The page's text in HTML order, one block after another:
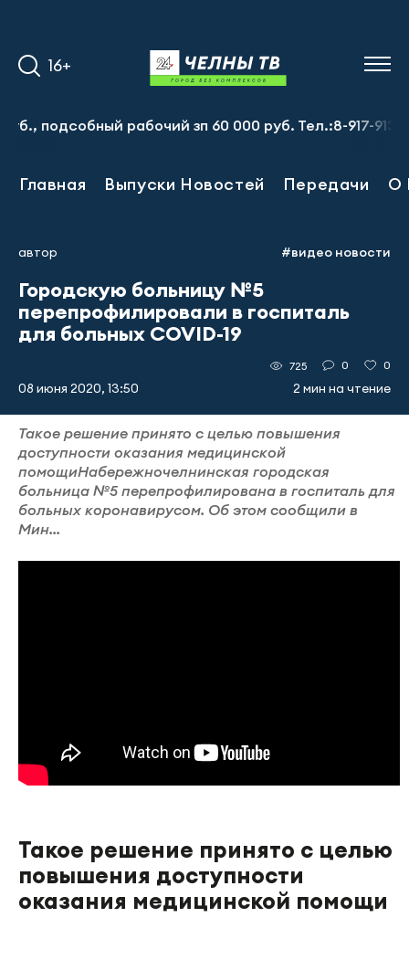
16+
рабочий зп 60 000 руб. Тел.:8-917-913-20-71
Главная Выпуски Новостей Передачи О
автор #видео новости
Городскую больницу №5
перепрофилировали в госпиталь
для больных COVID-19
08 июня 2020, 13:50
725 0 0
2 мин на чтение
Такое решение принято с целью повышения
доступности оказания медицинской
помощиНабережночелнинская городская
больница №5 перепрофилирована в госпиталь для
больных коронавирусом. Об этом сообщили в
Мин...
Такое решение принято с целью
повышения доступности
оказания медицинской помощи